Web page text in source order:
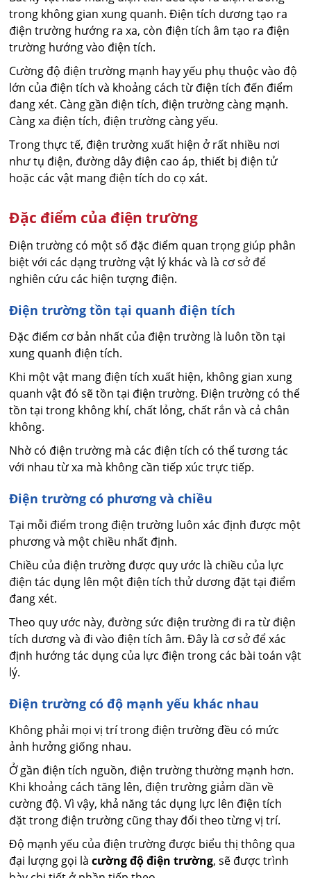
trong không gian xung quanh. Điện tích dương tạo ra
điện trường hướng ra xa, còn điện tích âm tạo ra điện
trường hướng vào điện tích.
Cường độ điện trường mạnh hay yếu phụ thuộc vào độ
lớn của điện tích và khoảng cách từ điện tích đến điểm
đang xét. Càng gần điện tích, điện trường càng mạnh.
Càng xa điện tích, điện trường càng yếu.
Trong thực tế, điện trường xuất hiện ở rất nhiều nơi
như tụ điện, đường dây điện cao áp, thiết bị điện tử
hoặc các vật mang điện tích do cọ xát.
Đặc điểm của điện trường
Điện trường có một số đặc điểm quan trọng giúp phân
biệt với các dạng trường vật lý khác và là cơ sở để
nghiên cứu các hiện tượng điện.
Điện trường tồn tại quanh điện tích
Đặc điểm cơ bản nhất của điện trường là luôn tồn tại
xung quanh điện tích.
Khi một vật mang điện tích xuất hiện, không gian xung
quanh vật đó sẽ tồn tại điện trường. Điện trường có thể
tồn tại trong không khí, chất lỏng, chất rắn và cả chân
không.
Nhờ có điện trường mà các điện tích có thể tương tác
với nhau từ xa mà không cần tiếp xúc trực tiếp.
Điện trường có phương và chiều
Tại mỗi điểm trong điện trường luôn xác định được một
phương và một chiều nhất định.
Chiều của điện trường được quy ước là chiều của lực
điện tác dụng lên một điện tích thử dương đặt tại điểm
đang xét.
Theo quy ước này, đường sức điện trường đi ra từ điện
tích dương và đi vào điện tích âm. Đây là cơ sở để xác
định hướng tác dụng của lực điện trong các bài toán vật
lý.
Điện trường có độ mạnh yếu khác nhau
Không phải mọi vị trí trong điện trường đều có mức
ảnh hưởng giống nhau.
Ở gần điện tích nguồn, điện trường thường mạnh hơn.
Khi khoảng cách tăng lên, điện trường giảm dần về
cường độ. Vì vậy, khả năng tác dụng lực lên điện tích
đặt trong điện trường cũng thay đổi theo từng vị trí.
Độ mạnh yếu của điện trường được biểu thị thông qua
đại lượng gọi làcường độ điện trường, sẽ được trình